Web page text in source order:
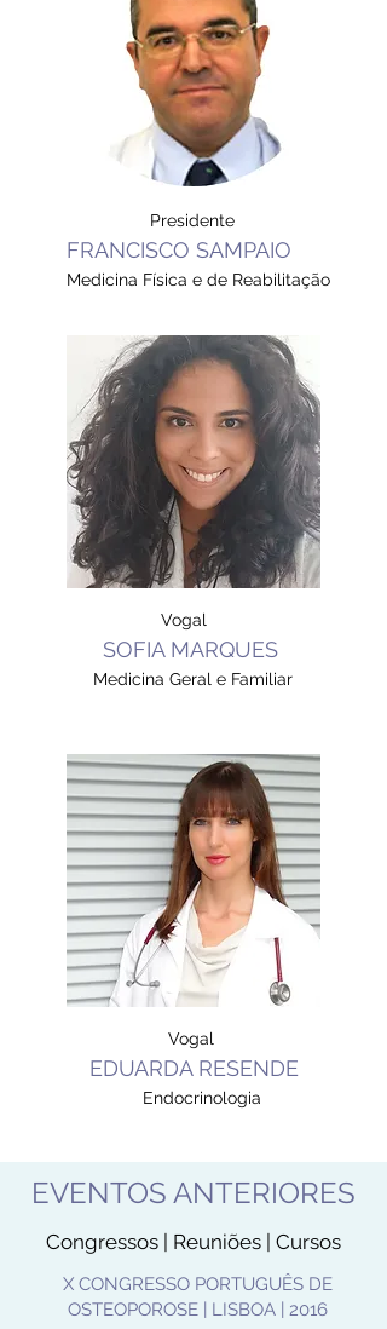
Vogal
OLGA CARAMELO
Ginecologia
Presidente
FRANCISCO SAMPAIO
Medicina Física e de Reabilitação
Vogal
SOFIA MARQUES
Medicina Geral e Familiar
Vogal
EDUARDA RESENDE
Endocrinologia
EVENTOS ANTERIORES
Congressos | Reuniões | Cursos
X CONGRESSO PORTUGUÊS DE
OSTEOPOROSE | LISBOA | 2016